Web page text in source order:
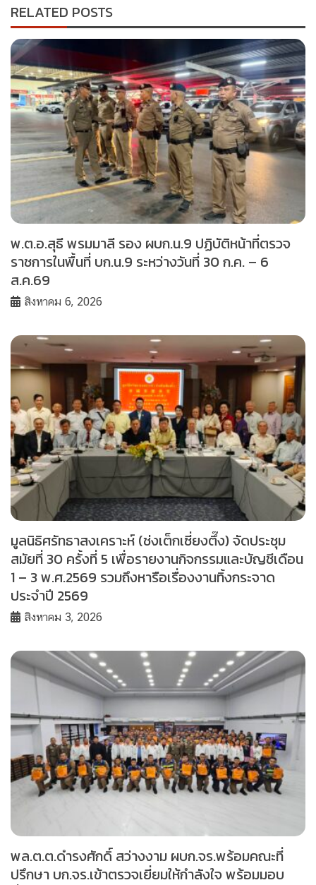
RELATED POSTS
พ.ต.อ.สุธี พรมมาลี รอง ผบก.น.9 ปฏิบัติหน้าที่ตรวจ
ราชการในพื้นที่ บก.น.9 ระหว่างวันที่ 30 ก.ค. – 6
ส.ค.69
สิงหาคม 6, 2026
มูลนิธิศรัทธาสงเคราะห์ (ช่งเต็กเซี่ยงตึ๊ง) จัดประชุม
สมัยที่ 30 ครั้งที่ 5 เพื่อรายงานกิจกรรมและบัญชีเดือน
1 – 3 พ.ศ.2569 รวมถึงหารือเรื่องงานทิ้งกระจาด
ประจำปี 2569
สิงหาคม 3, 2026
พล.ต.ต.ดำรงศักดิ์ สว่างงาม ผบก.จร.พร้อมคณะที่
ปรึกษา บก.จร.เข้าตรวจเยี่ยมให้กำลังใจ พร้อมมอบ